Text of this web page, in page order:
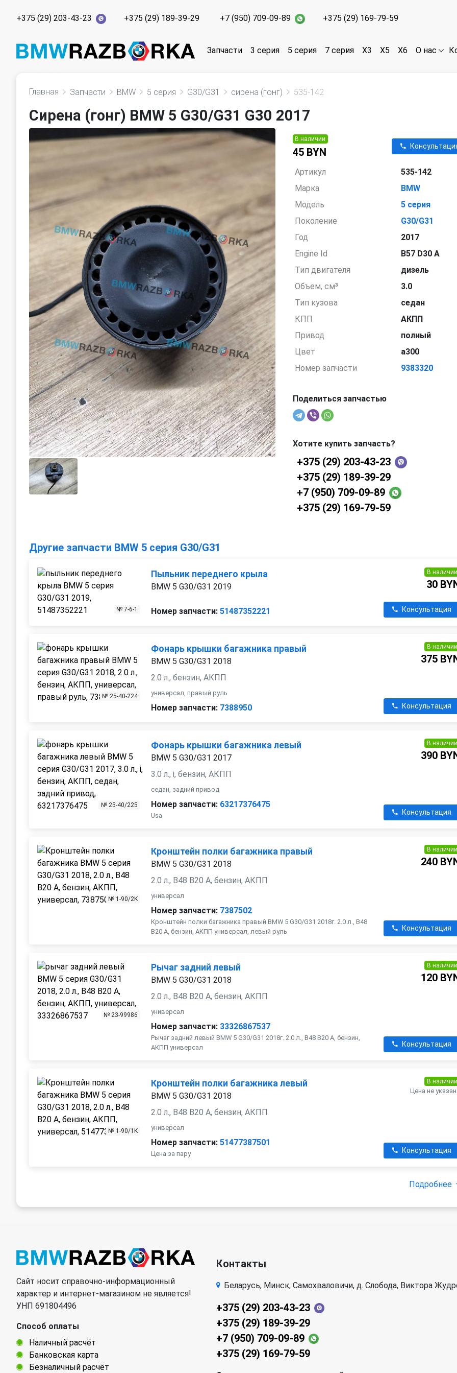
+375 (29) 203-43-23 +375 (29) 189-39-29 +7 (950) 709-09-89 +375 (29) 169-79-59
Запчасти 3 серия 5 серия 7 серия X3 X5 X6 О нас
Главная Запчасти BMW 5 серия G30/G31 сирена (гонг) 535-142
Сирена (гонг) BMW 5 G30/G31 G30 2017
В наличии
45 BYN
Артикул
535-142
Марка
BMW
Модель
5 серия
Поколение
G30/G31
Год
2017
Engine Id
B57 D30 A
Тип двигателя
дизель
Объем, см³
3.0
Тип кузова
седан
КПП
АКПП
Привод
полный
Цвет
a300
Номер запчасти
9383320
Поделиться запчастью
Хотите купить запчасть?
+375 (29) 203-43-23
+375 (29) 189-39-29
+7 (950) 709-09-89
+375 (29) 169-79-59
Другие запчасти BMW 5 серия G30/G31
№ 7-6-1
Пыльник переднего крыла
BMW 5 G30/G31 2019
Номер запчасти: 51487352221
В наличии
30
Консультация
№ 25-40-224
Фонарь крышки багажника правый
BMW 5 G30/G31 2018
2.0 л., бензин, АКПП
универсал, правый руль
Номер запчасти: 7388950
В наличии
375
Консультация
№ 25-40/225
Фонарь крышки багажника левый
BMW 5 G30/G31 2017
3.0 л., i, бензин, АКПП
седан, задний привод
Номер запчасти: 63217376475
Usa
В наличии
390
Консультация
№ 1-90/2K
Кронштейн полки багажника правый
BMW 5 G30/G31 2018
2.0 л., B48 B20 A, бензин, АКПП
универсал
Номер запчасти: 7387502
Кронштейн полки багажника правый BMW 5 G30/G31 2018г. 2.0 л., B48
B20 A, бензин, АКПП универсал, левый руль
В наличии
240
Консультация
№ 23-99986
Рычаг задний левый
BMW 5 G30/G31 2018
2.0 л., B48 B20 A, бензин, АКПП
универсал
Номер запчасти: 33326867537
Рычаг задний левый BMW 5 G30/G31 2018г. 2.0 л., B48 B20 A, бензин,
АКПП универсал
В наличии
120
Консультация
№ 1-90/1K
Кронштейн полки багажника левый
BMW 5 G30/G31 2018
2.0 л., B48 B20 A, бензин, АКПП
универсал
Номер запчасти: 51477387501
Цена за пару
В наличии
Цена не
Консультация
Подробнее
Сайт носит справочно-информационный
характер и интернет-магазином не является!
УНП 691804496
Способ оплаты
Наличный расчёт
Банковская карта
Безналичный расчёт
Контакты
Беларусь, Минск, Самохваловичи, д. Слобода, Виктора
+375 (29) 203-43-23
+375 (29) 189-39-29
+7 (950) 709-09-89
+375 (29) 169-79-59